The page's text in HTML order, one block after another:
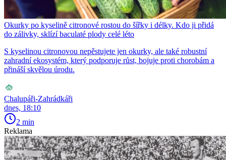
Okurky po kyselině citronové rostou do šířky i délky. Kdo ji přidá
do zálivky, sklízí baculaté plody celé léto
S kyselinou citronovou nepěstujete jen okurky, ale také robustní
zahradní ekosystém, který podporuje růst, bojuje proti chorobám a
přináší skvělou úrodu.
Chalupáři-Zahrádkáři
dnes, 18:10
2 min
Reklama